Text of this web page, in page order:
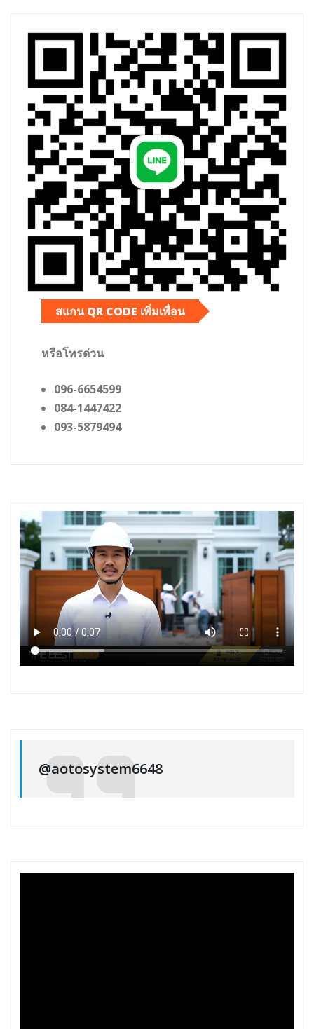
สแกน QR CODE เพิ่มเพื่อน
หรือโทรด่วน
096-6654599
084-1447422
093-5879494
@aotosystem6648